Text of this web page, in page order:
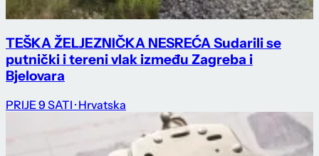
TEŠKA ŽELJEZNIČKA NESREĆA Sudarili se
putnički i tereni vlak između Zagreba i
Bjelovara
PRIJE 9 SATI · Hrvatska